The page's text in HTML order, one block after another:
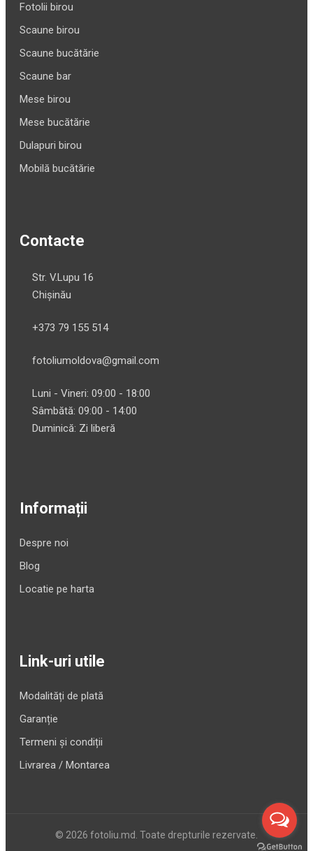
Fotolii birou
Scaune birou
Scaune bucătărie
Scaune bar
Mese birou
Mese bucătărie
Dulapuri birou
Mobilă bucătărie
Contacte
Str. V.Lupu 16
Chișinău
+373 79 155 514
fotoliumoldova@gmail.com
Luni - Vineri: 09:00 - 18:00
Sâmbătă: 09:00 - 14:00
Duminică: Zi liberă
Informații
Despre noi
Blog
Locatie pe harta
Link-uri utile
Modalități de plată
Garanție
Termeni și condiții
Livrarea / Montarea
© 2026 fotoliu.md. Toate drepturile rezervate.